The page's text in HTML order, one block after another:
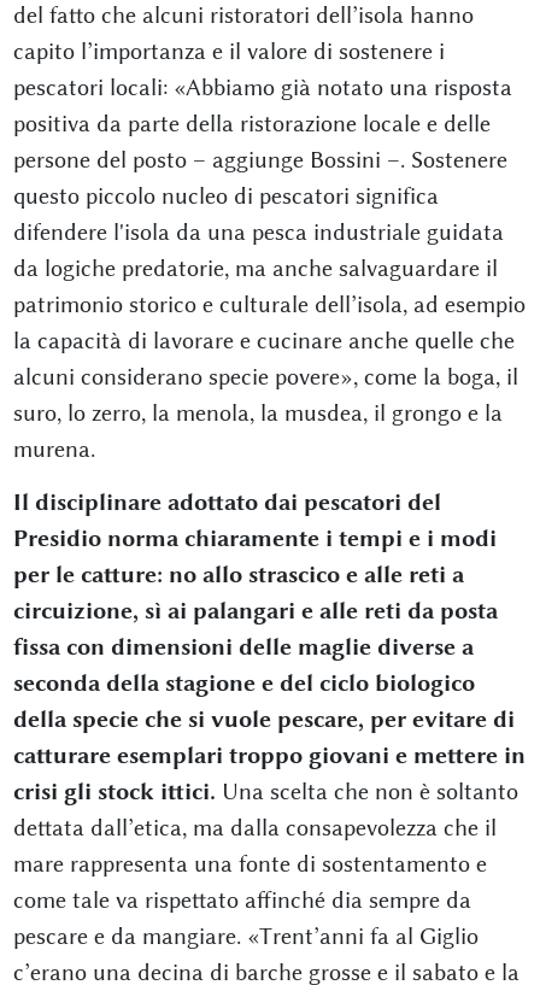
del fatto che alcuni ristoratori dell’isola hanno
capito l’importanza e il valore di sostenere i
pescatori locali: «Abbiamo già notato una risposta
positiva da parte della ristorazione locale e delle
persone del posto – aggiunge Bossini –. Sostenere
questo piccolo nucleo di pescatori significa
difendere l'isola da una pesca industriale guidata
da logiche predatorie, ma anche salvaguardare il
patrimonio storico e culturale dell’isola, ad esempio
la capacità di lavorare e cucinare anche quelle che
alcuni considerano specie povere», come la boga, il
suro, lo zerro, la menola, la musdea, il grongo e la
murena.
Il disciplinare adottato dai pescatori del
Presidio norma chiaramente i tempi e i modi
per le catture: no allo strascico e alle reti a
circuizione, sì ai palangari e alle reti da posta
fissa con dimensioni delle maglie diverse a
seconda della stagione e del ciclo biologico
della specie che si vuole pescare, per evitare di
catturare esemplari troppo giovani e mettere in
crisi gli stock ittici. Una scelta che non è soltanto
dettata dall’etica, ma dalla consapevolezza che il
mare rappresenta una fonte di sostentamento e
come tale va rispettato affinché dia sempre da
pescare e da mangiare. «Trent’anni fa al Giglio
c’erano una decina di barche grosse e il sabato e la